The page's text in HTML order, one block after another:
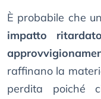
È probabile che
impatto
raffinano la
perdita poiché